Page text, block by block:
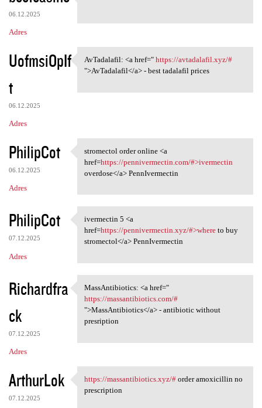
06.12.2025
Adres
https://t.me/s/ef_beef
UofmsiOpIf
t
06.12.2025
Adres
AvTadalafil: <a href=" https:
AvTadalafil: <a href=" https://avtadalafil.xyz/#
">AvTadalafil</a> - best tadalafil prices
PhilipCot
06.12.2025
Adres
stromectol order online <a
stromectol order online <a
href=https://pennivermectin.com/#>ivermectin
overdose</a> PennIvermectin
PhilipCot
07.12.2025
Adres
ivermectin 5 <a href=https:/
ivermectin 5 <a
href=https://pennivermectin.xyz/#>whereto buy
stromectol</a> PennIvermectin
Richardfra
ck
07.12.2025
Adres
MassAntibiotics: <a href="
MassAntibiotics: <a href="
https://massantibiotics.com/#
">MassAntibiotics</a> - antibiotic without
presription
ArthurLok
07.12.2025
https://massantibiotics.xyz/#
https://massantibiotics.xyz/#order amoxicillin no
prescription